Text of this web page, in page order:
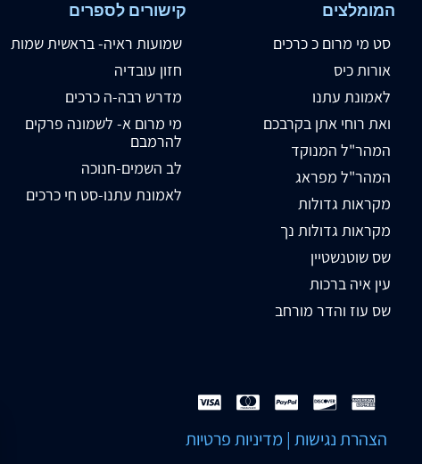
המומלצים
סט מי מרום כ כרכים
אורות כיס
לאמונת עתנו
ואת רוחי אתן בקרבכם
המהר"ל המנוקד
המהר"ל מפראג
מקראות גדולות
מקראות גדולות נך
שס שוטנשטיין
עין איה ברכות
שס עוז והדר מורחב
קישורים לספרים
שמועות ראיה- בראשית שמות
חזון עובדיה
מדרש רבה-ה כרכים
מי מרום א- לשמונה פרקים
להרמבם
לב השמים-חנוכה
לאמונת עתנו-סט חי כרכים
הצהרת נגישות | מדיניות פרטיות